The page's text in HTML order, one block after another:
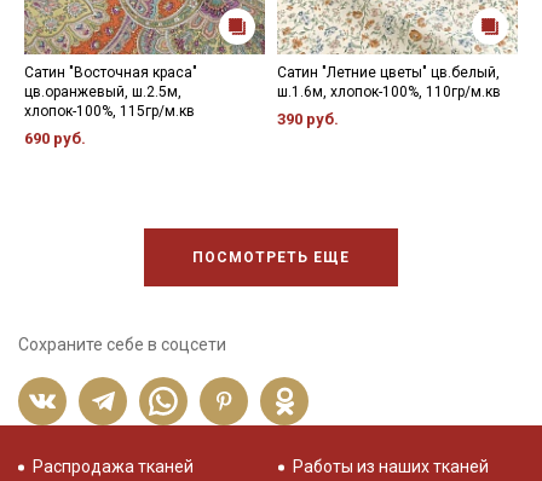
Сатин "Восточная краса"
цв.оранжевый, ш.2.5м,
хлопок-100%, 115гр/м.кв
690 руб.
Сатин "Летние цветы" цв.белый,
ш.1.6м, хлопок-100%, 110гр/м.кв
390 руб.
ПОСМОТРЕТЬ ЕЩЕ
Сохраните себе в соцсети
Распродажа тканей
Работы из наших тканей